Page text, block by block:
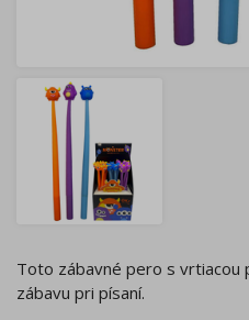
Toto zábavné pero s vrtiacou
zábavu pri písaní.